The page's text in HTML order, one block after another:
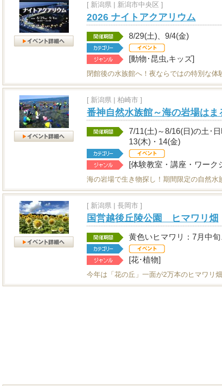
[ 新潟県 | 新潟市中央区 ]
2026 ナイトアクアリウム
8/29(土)、9/4(金)
[動物･昆虫,キッズ]
閉館後の水族館へ！夜ならではの特別な体
[ 新潟県 | 柏崎市 ]
番神自然水族館～海の岩場はま
7/11(土)～8/16(日)の土･
13(木)・14(金)
[体験教室・講座・ワーク
海の岩場で生き物探し！期間限定の自然水
[ 新潟県 | 長岡市 ]
国営越後丘陵公園 ヒマワリ畑
黄色いヒマワリ：7月中
[花･植物]
今年は「花の丘」一面が2万本のヒマワリ